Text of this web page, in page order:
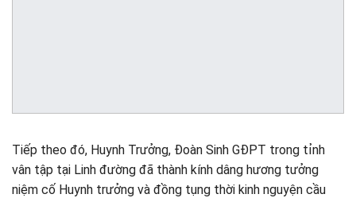
Tiếp theo đó, Huynh Trưởng, Đoàn Sinh GĐPT trong tỉnh
vân tập tại Linh đường đã thành kính dâng hương tưởng
niệm cố Huynh trưởng và đồng tụng thời kinh nguyện cầu